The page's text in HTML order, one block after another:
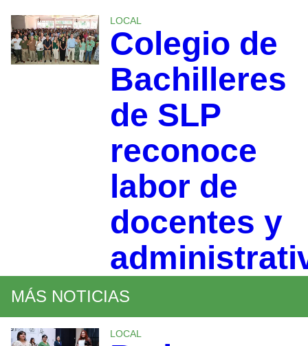
LOCAL
Colegio de
Bachilleres
de SLP
reconoce
labor de
docentes y
MÁS NOTICIAS
LOCAL